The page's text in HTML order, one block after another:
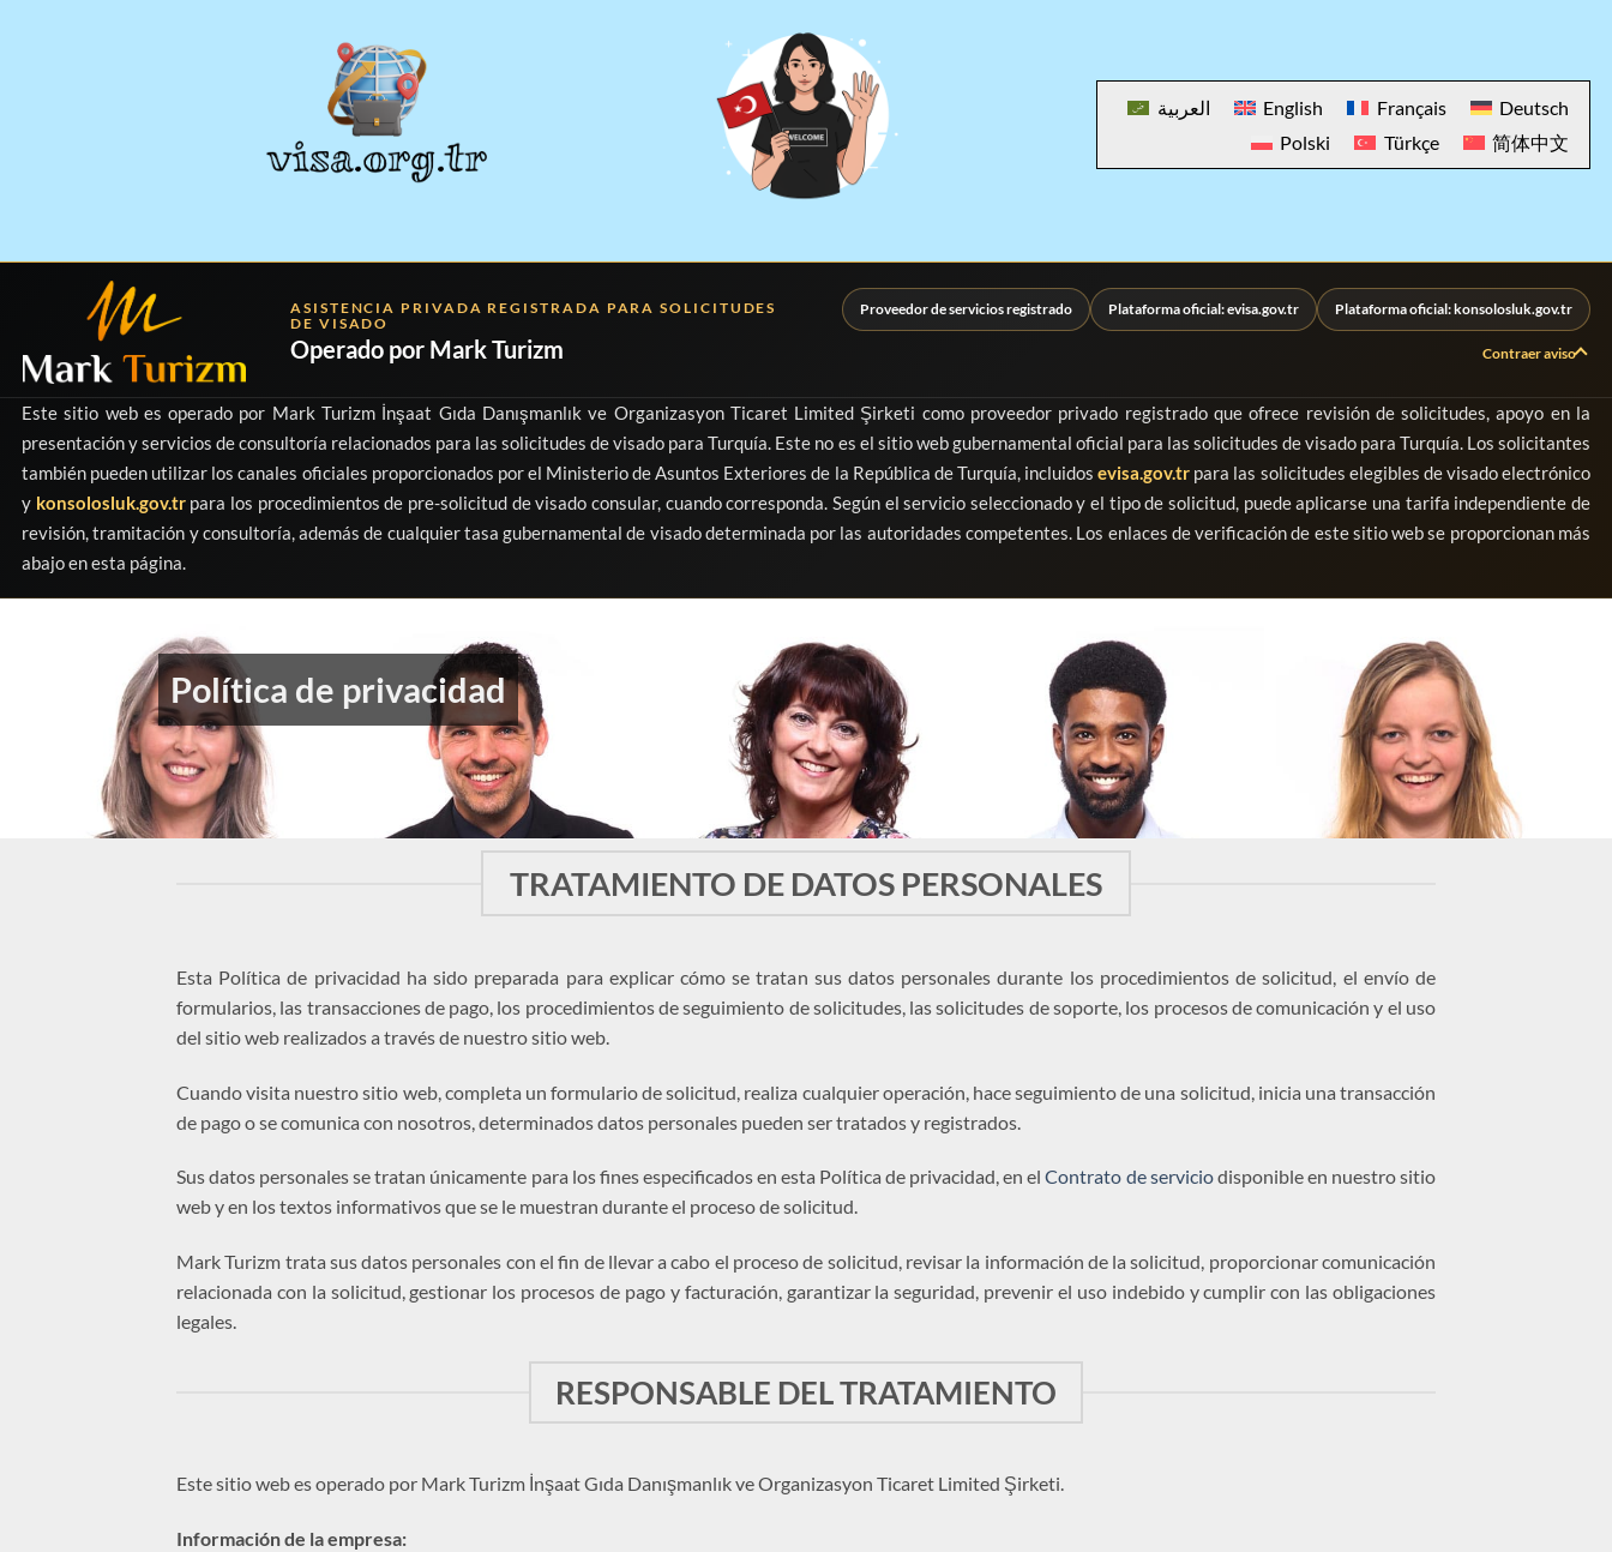
العربية English Français
Deutsch
Polski
Türkçe 简体中文
ASISTENCIA PRIVADA REGISTRADA PARA SOLICITUDES
DE VISADO
Operado por Mark Turizm
Proveedor de servicios registrado Plataforma oficial: evisa.gov.tr Plataforma oficial: konsolosluk.gov.tr
Contraer aviso
Este sitio web es operado por Mark Turizm İnşaat Gıda Danışmanlık ve Organizasyon Ticaret Limited Şirketi como proveedor privado registrado que ofrece revisión de solicitudes, apoyo en la
presentación y servicios de consultoría relacionados para las solicitudes de visado para Turquía. Este no es el sitio web gubernamental oficial para las solicitudes de visado para Turquía. Los solicitantes
también pueden utilizar los canales oficiales proporcionados por el Ministerio de Asuntos Exteriores de la República de Turquía, incluidosevisa.gov.tr para las solicitudes elegibles de visado electrónico
y konsolosluk.gov.trpara los procedimientos de pre-solicitud de visado consular, cuando corresponda. Según el servicio seleccionado y el tipo de solicitud, puede aplicarse una tarifa independiente de
revisión, tramitación y consultoría, además de cualquier tasa gubernamental de visado determinada por las autoridades competentes. Los enlaces de verificación de este sitio web se proporcionan más
abajo en esta página.
Política de privacidad
TRATAMIENTO DE DATOS PERSONALES
Esta Política de privacidad ha sido preparada para explicar cómo se tratan sus datos personales durante los procedimientos de solicitud, el envío de
formularios, las transacciones de pago, los procedimientos de seguimiento de solicitudes, las solicitudes de soporte, los procesos de comunicación y el uso
del sitio web realizados a través de nuestro sitio web.
Cuando visita nuestro sitio web, completa un formulario de solicitud, realiza cualquier operación, hace seguimiento de una solicitud, inicia una transacción
de pago o se comunica con nosotros, determinados datos personales pueden ser tratados y registrados.
Sus datos personales se tratan únicamente para los fines especificados en esta Política de privacidad, en elContrato de serviciodisponible en nuestro sitio
web y en los textos informativos que se le muestran durante el proceso de solicitud.
Mark Turizm trata sus datos personales con el fin de llevar a cabo el proceso de solicitud, revisar la información de la solicitud, proporcionar comunicación
relacionada con la solicitud, gestionar los procesos de pago y facturación, garantizar la seguridad, prevenir el uso indebido y cumplir con las obligaciones
legales.
RESPONSABLE DEL TRATAMIENTO
Este sitio web es operado por Mark Turizm İnşaat Gıda Danışmanlık ve Organizasyon Ticaret Limited Şirketi.
Información de la empresa: